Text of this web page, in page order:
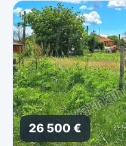
26 500 €